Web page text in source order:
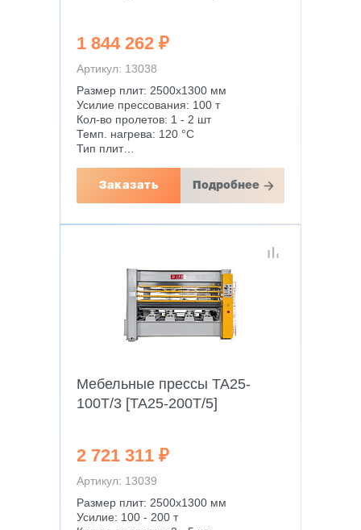
1 844 262 ₽
Артикул: 13038
Размер плит: 2500х1300 мм
Усилие прессования: 100 т
Кол-во пролетов: 1 - 2 шт
Темп. нагрева: 120 °С
Тип плит…
Заказать Подробнее
Мебельные прессы TA25-
100T/3 [TA25-200T/5]
2 721 311 ₽
Артикул: 13039
Размер плит: 2500х1300 мм
Усилие: 100 - 200 т